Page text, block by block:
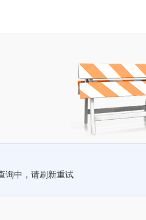
询中，请刷新重试